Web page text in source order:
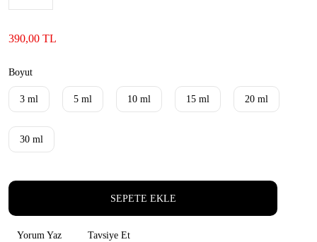
390,00 TL
Boyut
3 ml 5 ml 10 ml 15 ml 20 ml
30 ml
SEPETE EKLE
Yorum Yaz Tavsiye Et